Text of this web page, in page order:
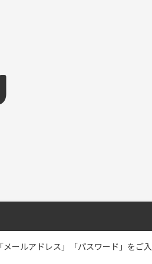
ールアドレス」「パスワード」をご入